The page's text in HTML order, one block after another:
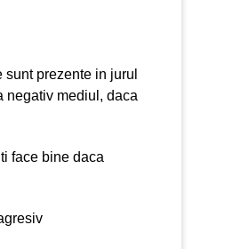
prezente in jurul
negativ mediul, daca
face bine daca